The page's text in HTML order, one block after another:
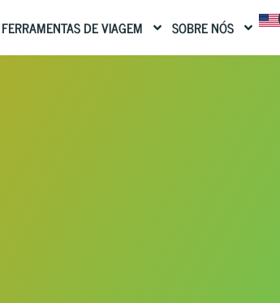
FERRAMENTAS DE VIAGEM SOBRE NÓS